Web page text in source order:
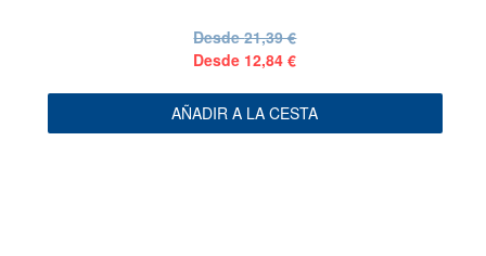
Desde21,39 €
Desde 12,84 €
AÑADIR A LA CESTA